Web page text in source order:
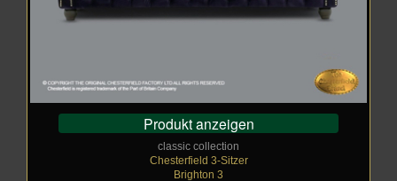
Produkt anzeigen
classic collection
Chesterfield 3-Sitzer
Brighton 3